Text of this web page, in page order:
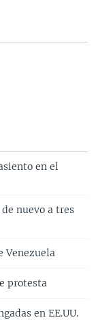
en el
nuevo a tres
Venezuela
protesta
en EE.UU.